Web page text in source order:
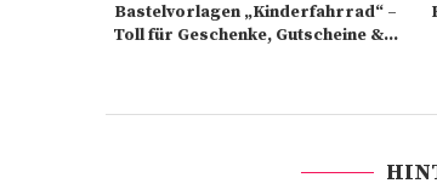
Bastelvorlagen „Kinderfahrrad“ –
Toll für Geschenke, Gutscheine &...